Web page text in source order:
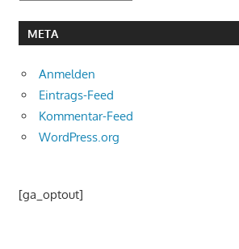
META
Anmelden
Eintrags-Feed
Kommentar-Feed
WordPress.org
[ga_optout]